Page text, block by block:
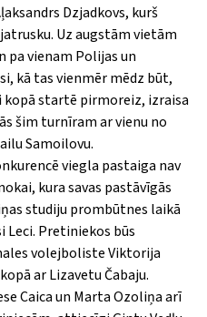
Dzjadkovs, kurš
Uz augstām vietām
pa vienam Polijas un
kā tas vienmēr mēdz būt,
startē pirmoreiz, izraisa
šim turnīram ar vienu no
Samoilovu.
viegla pastaiga nav
kura savas pastāvīgās
studiju prombūtnes laikā
Leci. Pretiniekos būs
volejboliste Viktorija
ar Lizavetu Čabaju.
Caica un Marta Ozoliņa arī